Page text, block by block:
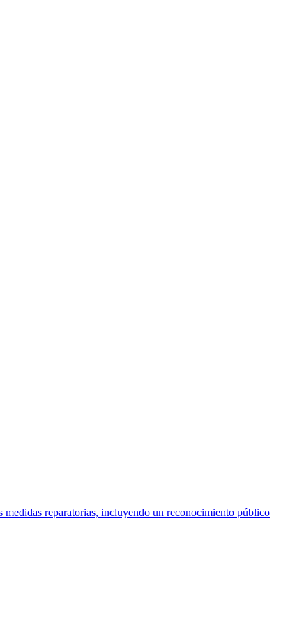
reparatorias, incluyendo un reconocimiento público